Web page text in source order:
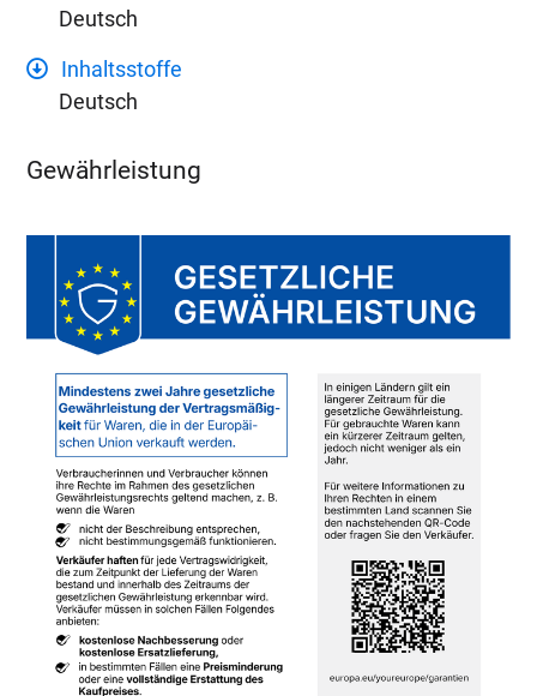
Deutsch
Inhaltsstoffe
Deutsch
Gewährleistung